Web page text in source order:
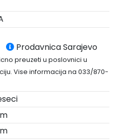
Prodavnica Sarajevo
preuzeti u poslovnici u
Vise informacija na 033/870-